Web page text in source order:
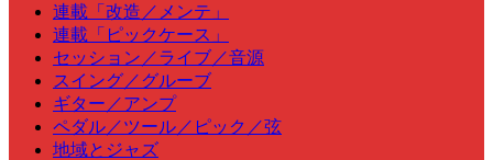
連載「改造／メンテ」
連載「ピックケース」
セッション／ライブ／音源
スイング／グルーブ
ギター／アンプ
ペダル／ツール／ピック／弦
地域とジャズ